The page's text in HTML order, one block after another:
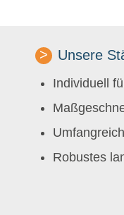
Unsere
Individuell
Robustes